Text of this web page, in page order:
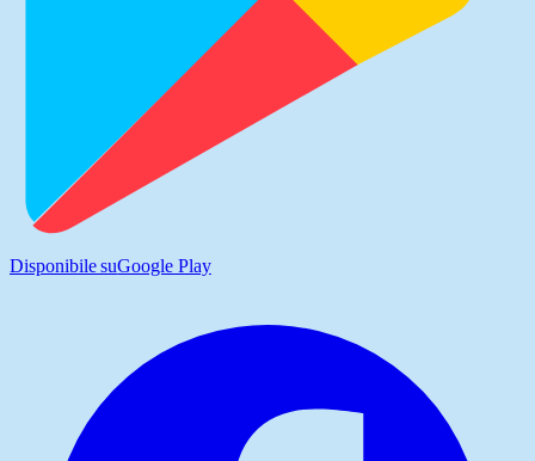
Disponibile suGoogle Play